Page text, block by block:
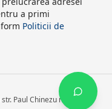
a primi
Politicii de
str. Paul Chinezu nr. 6, ap. 8